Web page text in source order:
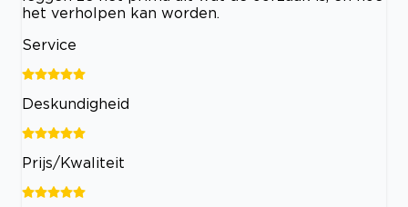
het verholpen kan worden.
Service
Deskundigheid
Prijs/Kwaliteit